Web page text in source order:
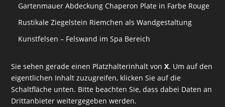
Gartenmauer Abdeckung Chaperon Plate in Farbe Rouge
Rustikale Ziegelstein Riemchen als Wandgestaltung
Kunstfelsen – Felswand im Spa Bereich
Sie sehen gerade einen Platzhalterinhalt vonX. Um auf den
eigentlichen Inhalt zuzugreifen, klicken Sie auf die
Schaltfläche unten. Bitte beachten Sie, dass dabei Daten an
Drittanbieter weitergegeben werden.